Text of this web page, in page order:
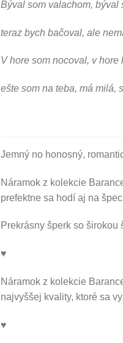
Býval som valachom, býval
teraz bych bačoval, ale
V hore som nocoval, v hore
ešte som na teba, má milá,
Jemný no honosný,
Náramok z kolekcie
prefektne sa hodí aj na
Prekrásny šperk so širokou
♥
Náramok z kolekcie
najvyššej kvality, ktoré sa
♥